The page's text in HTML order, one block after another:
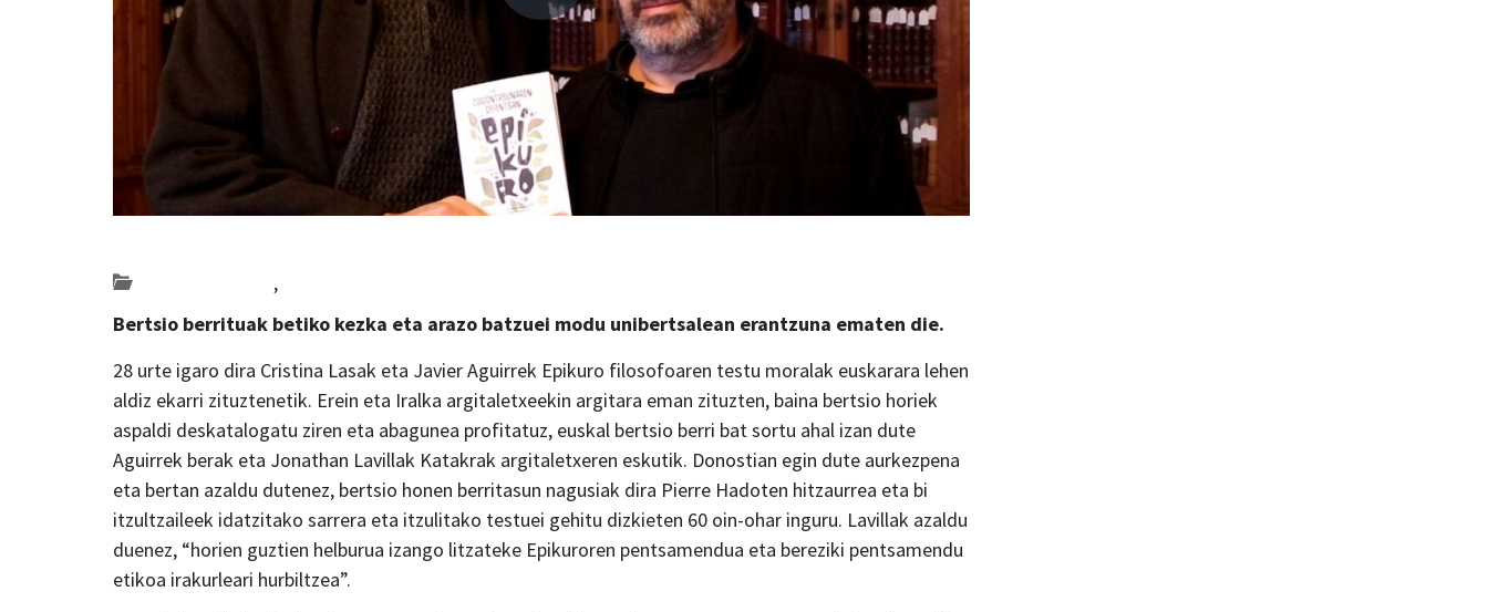
,
Bertsio berrituak betiko kezka eta arazo batzuei modu unibertsalean erantzuna ematen die.
28 urte igaro dira Cristina Lasak eta Javier Aguirrek Epikuro filosofoaren testu moralak euskarara lehen
aldiz ekarri zituztenetik. Erein eta Iralka argitaletxeekin argitara eman zituzten, baina bertsio horiek
aspaldi deskatalogatu ziren eta abagunea profitatuz, euskal bertsio berri bat sortu ahal izan dute
Aguirrek berak eta Jonathan Lavillak Katakrak argitaletxeren eskutik. Donostian egin dute aurkezpena
eta bertan azaldu dutenez, bertsio honen berritasun nagusiak dira Pierre Hadoten hitzaurrea eta bi
itzultzaileek idatzitako sarrera eta itzulitako testuei gehitu dizkieten 60 oin-ohar inguru. Lavillak azaldu
duenez, “horien guztien helburua izango litzateke Epikuroren pentsamendua eta bereziki pentsamendu
etikoa irakurleari hurbiltzea”.